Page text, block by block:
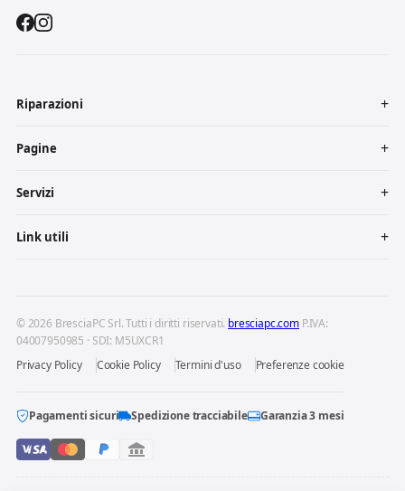
Riparazioni
Pagine
Servizi
Link utili
© 2026 BresciaPC Srl. Tutti i diritti riservati. bresciapc.com P.IVA:
04007950985 · SDI: M5UXCR1
Privacy Policy
Cookie Policy Termini d'uso Preferenze cookie
Pagamenti sicuri Spedizione tracciabile Garanzia 3 mesi